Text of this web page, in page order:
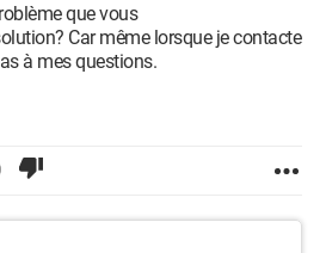
que vous
Car même lorsque je contacte
à mes questions.